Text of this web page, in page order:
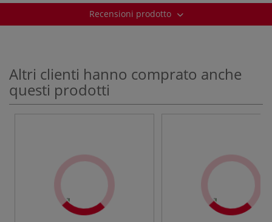
Recensioni prodotto
Altri clienti hanno comprato anche
questi prodotti